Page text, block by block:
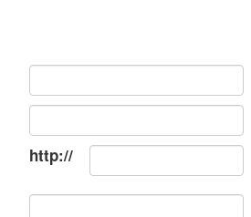
http://